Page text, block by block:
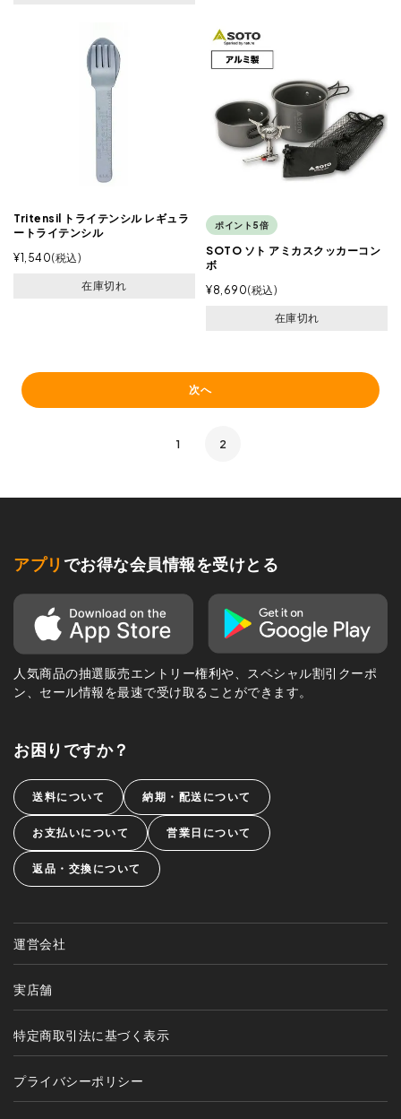
Tritensil トライテンシル レギュラ
ートライテンシル
¥1,540 税込
在庫切れ
ポイント5倍
SOTO ソト アミカスクッカーコン
ボ
¥8,690 税込
在庫切れ
次へ
1 2
アプリ でお得な会員情報を受けとる
人気商品の抽選販売エントリー権利や、スペシャル割引クーポ
ン、セール情報を最速で受け取ることができます。
お困りですか？
送料について 納期・配送について
お支払いについて 営業日について
返品・交換について
運営会社
実店舗
特定商取引法に基づく表示
プライバシーポリシー